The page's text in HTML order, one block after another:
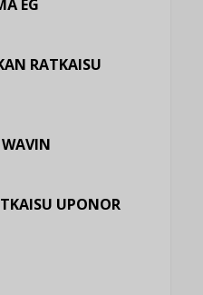
EG
RATKAISU
UPONOR